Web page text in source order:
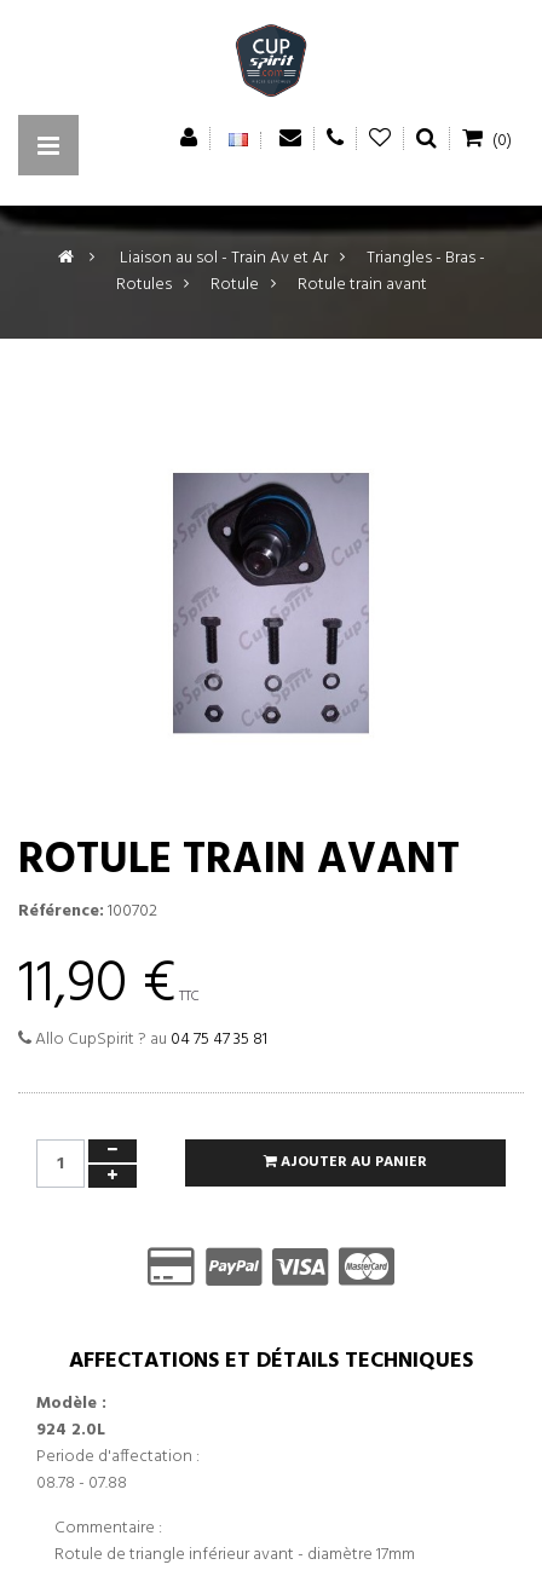
(0)
> Liaison au sol - Train Av et Ar >
Triangles - Bras -
Rotules > Rotule > Rotule train avant
ROTULE TRAIN AVANT
Référence:100702
11,90 € TTC
Allo CupSpirit ? au 04 75 47 35 81
AJOUTER AU PANIER
AFFECTATIONS ET DÉTAILS TECHNIQUES
Modèle :
924 2.0L
Periode d'affectation :
08.78 - 07.88
Commentaire :
Rotule de triangle inférieur avant - diamètre 17mm